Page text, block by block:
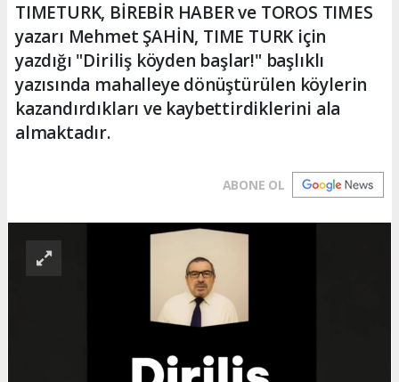
TIMETURK, BİREBİR HABER ve TOROS TIMES
yazarı Mehmet ŞAHİN, TIME TURK için
yazdığı "Diriliş köyden başlar!" başlıklı
yazısında mahalleye dönüştürülen köylerin
kazandırdıkları ve kaybettirdiklerini ala
almaktadır.
ABONE OL